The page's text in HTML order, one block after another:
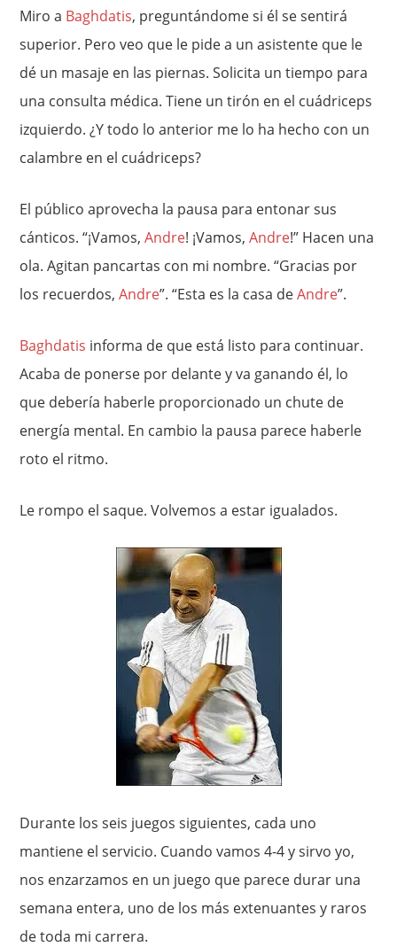
Miro a Baghdatis, preguntándome si él se sentirá
superior. Pero veo que le pide a un asistente que le
dé un masaje en las piernas. Solicita un tiempo para
una consulta médica. Tiene un tirón en el cuádriceps
izquierdo. ¿Y todo lo anterior me lo ha hecho con un
calambre en el cuádriceps?
El público aprovecha la pausa para entonar sus
cánticos. “¡Vamos,Andre! ¡Vamos,Andre!” Hacen una
ola. Agitan pancartas con mi nombre. “Gracias por
los recuerdos,Andre”. “Esta es la casa deAndre”.
Baghdatis informa de que está listo para continuar.
Acaba de ponerse por delante y va ganando él, lo
que debería haberle proporcionado un chute de
energía mental. En cambio la pausa parece haberle
roto el ritmo.
Le rompo el saque. Volvemos a estar igualados.
Durante los seis juegos siguientes, cada uno
mantiene el servicio. Cuando vamos 4-4 y sirvo yo,
nos enzarzamos en un juego que parece durar una
semana entera, uno de los más extenuantes y raros
de toda mi carrera.